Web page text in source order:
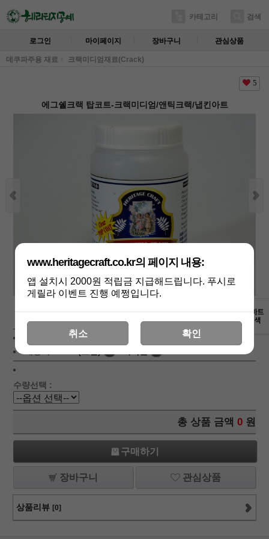
카테고리 검색
로그인 마이페이지 장바구니 관심상품
데쿠파주용 재료 크랙미디엄재료(Crack)
5
에그쉘크랙 탑코트-크랙미디엄/앤틱크랙/냅킨아트
상세보기
9,000
수량선택 :
총 상품 금액 0 원
구매하기
장바구니 관심상품
상품리뷰 [0]
www.heritagecraft.co.kr의 페이지 내용:
앱 설치시 2000원 적립금 지급해드립니다. 푸시로
게릴라 이벤트 진행 예쩡입니다.
취소 확인